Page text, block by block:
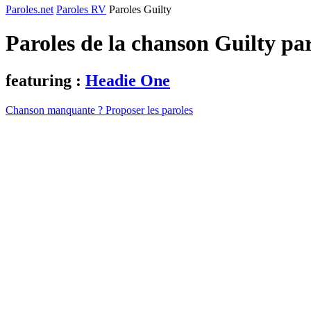
Paroles.net Paroles RV Paroles Guilty
Paroles de la chanson Guilty
featuring : Headie One
Chanson manquante ? Proposer les paroles